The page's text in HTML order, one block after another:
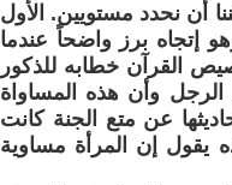
أن نحدد مستويين. الأول
إتجاه برز واضحاً عندما
القرآن خطابه للذكور
وأن هذه المساواة
عن متع الجنة كانت
يقول إن المرأة مساوية